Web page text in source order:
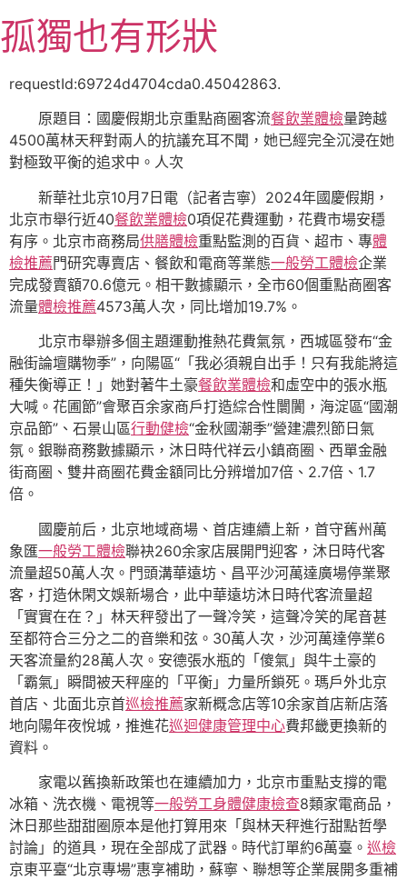
至
主
孤獨也有形狀
requestId:69724d4704cda0.45042863.
原題目：國慶假期北京重點商圈客流餐飲業體檢量跨越
4500萬林天秤對兩人的抗議充耳不聞，她已經完全沉浸在她
對極致平衡的追求中。人次
新華社北京10月7日電（記者吉寧）2024年國慶假期，
北京市舉行近40餐飲業體檢0項促花費運動，花費市場安穩
有序。北京市商務局供膳體檢重點監測的百貨、超市、專體
檢推薦門研究專賣店、餐飲和電商等業態一般勞工體檢企業
完成發賣額70.6億元。相干數據顯示，全市60個重點商圈客
流量體檢推薦4573萬人次，同比增加19.7%。
北京市舉辦多個主題運動推熱花費氣氛，西城區發布“金
融街論壇購物季”，向陽區“「我必須親自出手！只有我能將這
種失衡導正！」她對著牛土豪餐飲業體檢和虛空中的張水瓶
大喊。花圃節”會聚百余家商戶打造綜合性闤闠，海淀區“國潮
京品節”、石景山區行動健檢“金秋國潮季”營建濃烈節日氣
氛。銀聯商務數據顯示，沐日時代祥云小鎮商圈、西單金融
街商圈、雙井商圈花費金額同比分辨增加7倍、2.7倍、1.7
倍。
國慶前后，北京地域商場、首店連續上新，首守舊州萬
象匯一般勞工體檢聯袂260余家店展開門迎客，沐日時代客
流量超50萬人次。門頭溝華遠坊、昌平沙河萬達廣場停業聚
客，打造休閑文娛新場合，此中華遠坊沐日時代客流量超
「實實在在？」林天秤發出了一聲冷笑，這聲冷笑的尾音甚
至都符合三分之二的音樂和弦。30萬人次，沙河萬達停業6
天客流量約28萬人次。安德張水瓶的「傻氣」與牛土豪的
「霸氣」瞬間被天秤座的「平衡」力量所鎖死。瑪戶外北京
首店、北面北京首巡檢推薦家新概念店等10余家首店新店落
地向陽年夜悅城，推進花巡迴健康管理中心費邦畿更換新的
資料。
家電以舊換新政策也在連續加力，北京市重點支撐的電
冰箱、洗衣機、電視等一般勞工身體健康檢查8類家電商品，
沐日那些甜甜圈原本是他打算用來「與林天秤進行甜點哲學
討論」的道具，現在全部成了武器。時代訂單約6萬臺。 巡檢
京東平臺“北京專場”惠享補助，蘇寧、聯想等企業展開多重補